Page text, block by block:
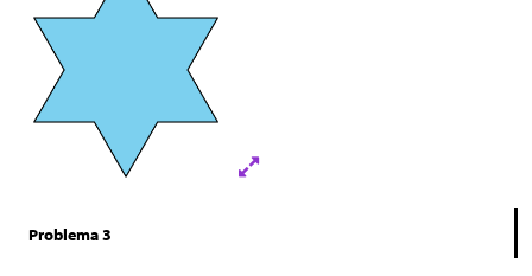
Problema 3